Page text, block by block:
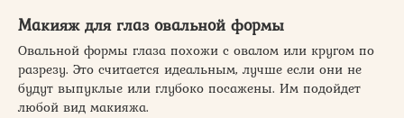
Макияж для глаз овальной формы
Овальной формы глаза похожи с овалом или кругом по
разрезу. Это считается идеальным, лучше если они не
будут выпуклые или глубоко посажены. Им подойдет
любой вид макияжа.